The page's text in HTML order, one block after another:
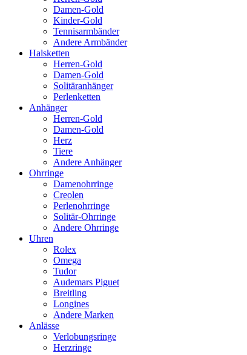
Damen-Gold
Kinder-Gold
Tennisarmbänder
Andere Armbänder
Halsketten
Herren-Gold
Damen-Gold
Solitäranhänger
Perlenketten
Anhänger
Herren-Gold
Damen-Gold
Herz
Tiere
Andere Anhänger
Ohrringe
Damenohrringe
Creolen
Perlenohrringe
Solitär-Ohrringe
Andere Ohrringe
Uhren
Rolex
Omega
Tudor
Audemars Piguet
Breitling
Longines
Andere Marken
Anlässe
Verlobungsringe
Herzringe